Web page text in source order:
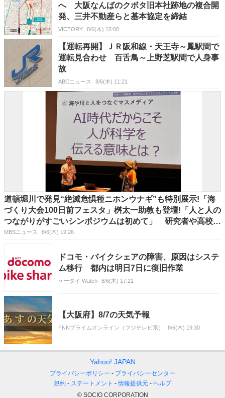
へ 大阪なんばのクボタ旧本社跡地の複合開
発、三井不動産らと基本協定を締結
VICTORY 8/6(木) 15:00
【運転再開】ＪＲ阪和線・天王寺～鳳駅間で
運転見合わせ 百舌鳥～上野芝駅間で人身事
故
ABCニュース 8/6(木) 11:21
道頓堀川で発見“絶滅危惧種ニホンウナギ”も特別展示!「海
づくり大会100日前フェスタ」桝太一助教も登壇!「人と人の
つながりがすごいシンポジウムは初めて」 研究者や高校生
が立場超え白熱クロストーク!
MBSニュース 8/6(木) 19:26
ドコモ・バイクシェアの障害、原因はシステ
ム移行 都内は明日7日に復旧作業
ケータイ Watch 8/6(木) 17:21
【大阪府】8/7の天気予報
FNNプライムオンライン（フジテレビ系） 8/6(木) 19:30
Yahoo! JAPAN
プライバシーポリシー
プライバシーセンター
規約
ステートメント 情報提供元
ヘルプ
© SOCIO CORPORATION